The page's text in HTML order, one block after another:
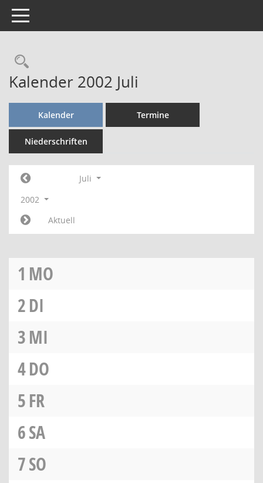
Toggle navigation
Rechercheauswahl
Kalender 2002 Juli
Kalender Termine
Niederschriften
Juli
2002
Aktuell
1 MO
2DI
3MI
4DO
5FR
6SA
7SO